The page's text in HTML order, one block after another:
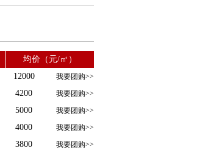
均价（元/㎡）
12000 我要团购>>
4200 我要团购>>
5000 我要团购>>
4000 我要团购>>
3800 我要团购>>